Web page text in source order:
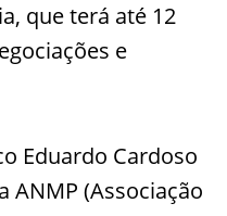
que terá até 12
e
Eduardo Cardoso
ANMP (Associação